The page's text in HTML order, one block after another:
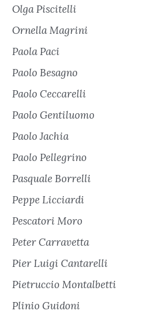
Olga Piscitelli
Ornella Magrini
Paola Paci
Paolo Besagno
Paolo Ceccarelli
Paolo Gentiluomo
Paolo Jachia
Paolo Pellegrino
Pasquale Borrelli
Peppe Licciardi
Pescatori Moro
Peter Carravetta
Pier Luigi Cantarelli
Pietruccio Montalbetti
Plinio Guidoni